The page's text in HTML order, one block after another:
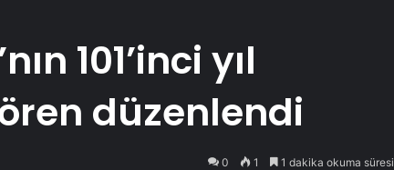
101’inci yıl
düzenlendi
0 1 1 dakika okuma süresi